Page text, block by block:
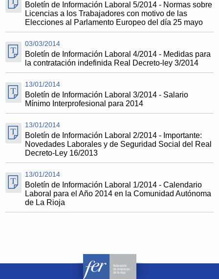
Boletín de Información Laboral 5/2014 - Normas sobre
Licencias a los Trabajadores con motivo de las
Elecciones al Parlamento Europeo del día 25 mayo
03/03/2014
Boletín de Información Laboral 4/2014 - Medidas para
la contratación indefinida Real Decreto-ley 3/2014
13/01/2014
Boletín de Información Laboral 3/2014 - Salario
Mínimo Interprofesional para 2014
13/01/2014
Boletín de Información Laboral 2/2014 - Importante:
Novedades Laborales y de Seguridad Social del Real
Decreto-Ley 16/2013
13/01/2014
Boletín de Información Laboral 1/2014 - Calendario
Laboral para el Año 2014 en la Comunidad Autónoma
de La Rioja